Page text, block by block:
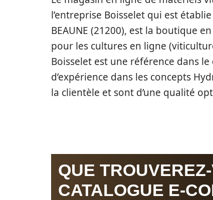
l’entreprise Boisselet qui est
BEAUNE (21200), est la boutique
pour les cultures en ligne
Boisselet est une référence dans
d’expérience dans les concepts
la clientèle et sont d’une qualité
QUE
CATALOGUE E-